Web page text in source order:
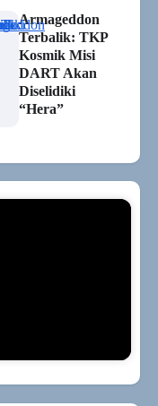
Armageddon
Terbalik: TKP
Kosmik Misi
DART Akan
Diselidiki
“Hera”